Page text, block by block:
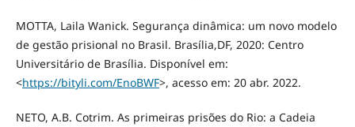
MOTTA, Laila Wanick. Segurança dinâmica: um novo modelo
de gestão prisional no Brasil. Brasília,DF, 2020: Centro
Universitário de Brasília. Disponível em:
<https://bityli.com/EnoBWF>, acesso em: 20 abr. 2022.
NETO, A.B. Cotrim. As primeiras prisões do Rio: a Cadeia